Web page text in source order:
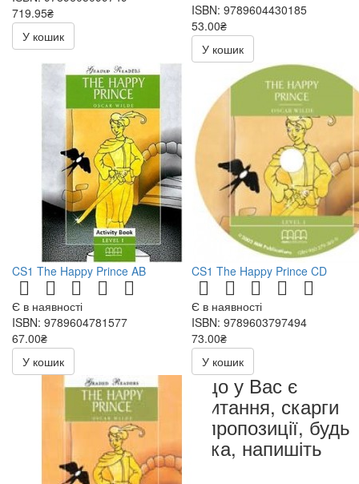
719.95₴
847.00₴
У кошик
ISBN: 9789604430185
53.00₴
106.00₴
У кошик
CS1 The Happy Prince AB
Є в наявності
ISBN: 9789604781577
67.00₴
134.00₴
У кошик
CS1 The Happy Prince CD
Є в наявності
ISBN: 9789603797494
73.00₴
146.00₴
У кошик
Якщо у Вас є
запитання, скарги
чи пропозиції, будь
ласка, напишіть
нам